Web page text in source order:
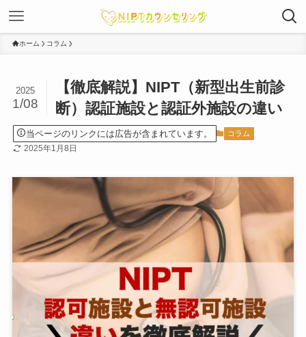
ホーム コラム
【徹底解説】NIPT（新型出生前診
断）認証施設と認証外施設の違い
2025
1/08
当ページのリンクには広告が含まれています。 コラム
2025年1月8日